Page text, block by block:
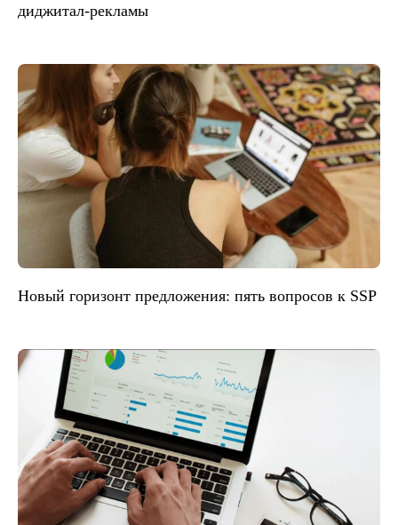
диджитал-рекламы
Новый горизонт предложения: пять вопросов к SSP